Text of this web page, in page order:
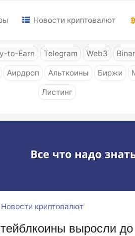
Новости криптовалют
to-Earn Telegram Web3
Аирдроп Альткоины Биржи
Листинг
Новости криптовалют
выросли